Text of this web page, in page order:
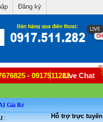
Đăng ký
Live Chat
- 0917511282
Giá Rẻ
:
Hỗ trợ trực tuyến